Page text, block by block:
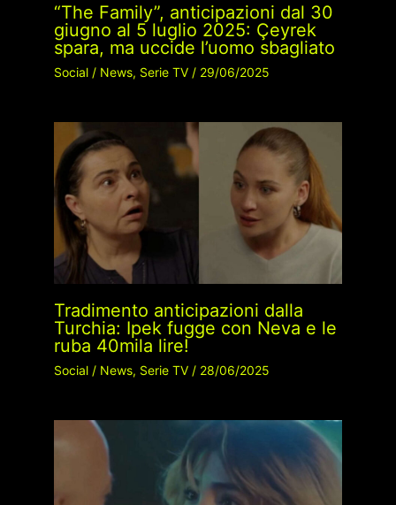
“The Family”, anticipazioni dal 30
giugno al 5 luglio 2025: Çeyrek
spara, ma uccide l’uomo sbagliato
Social/ News, Serie TV/ 29/06/2025
Tradimento anticipazioni dalla
Turchia: Ipek fugge con Neva e le
ruba 40mila lire!
Social/ News, Serie TV/ 28/06/2025